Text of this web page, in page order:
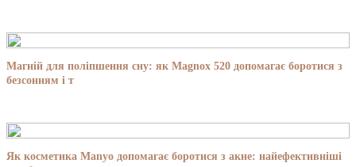
Магній для поліпшення сну: як Magnox 520 допомагає боротися з
безсонням і т
Як косметика Manyo допомагає боротися з акне: найефективніші